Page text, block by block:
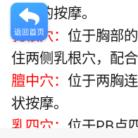
方向的按摩。
乳根穴： 位于胸部
住两侧乳根穴，配
膻中穴： 位于两胸
状按摩。
乳四穴： 位于PB点